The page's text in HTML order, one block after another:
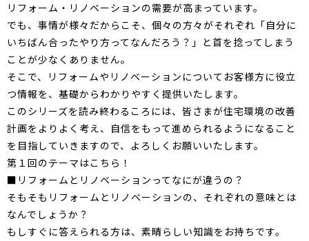
リフォーム・リノベーションの需要が高まっています。
でも、事情が様々だからこそ、個々の方々がそれぞれ「自分に
いちばん合ったやり方ってなんだろう？」と首を捻ってしまう
ことが少なくありません。
そこで、リフォームやリノベーションについてお客様方に役立
つ情報を、基礎からわかりやすく提供いたします。
このシリーズを読み終わるころには、皆さまが住宅環境の改善
計画をよりよく考え、自信をもって進められるようになること
を目指していきますので、よろしくお願いいたします。
第１回のテーマはこちら！
■リフォームとリノベーションってなにが違うの？
そもそもリフォームとリノベーションの、それぞれの意味とは
なんでしょうか？
もしすぐに答えられる方は、素晴らしい知識をお持ちです。